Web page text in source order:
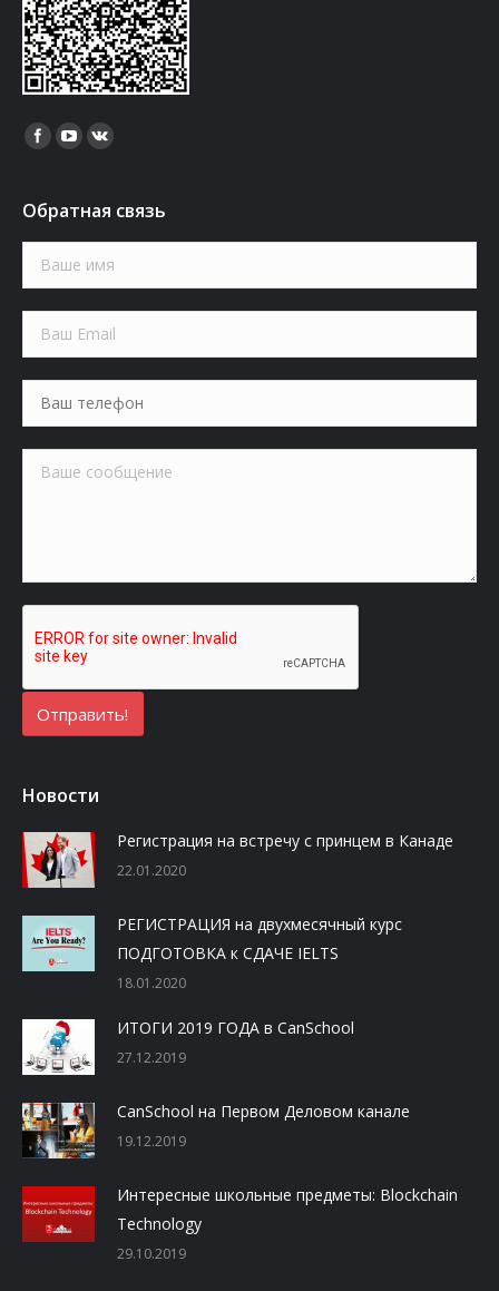
Найдите нас:
Обратная связь
Новости
Регистрация на встречу с принцем в Канаде
22.01.2020
РЕГИСТРАЦИЯ на двухмесячный курс
ПОДГОТОВКА к СДАЧЕ IELTS
18.01.2020
ИТОГИ 2019 ГОДА в CanSchool
27.12.2019
CanSchool на Первом Деловом канале
19.12.2019
Интересные школьные предметы: Blockchain
Technology
29.10.2019